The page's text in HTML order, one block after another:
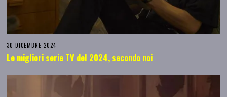
30 DICEMBRE 2024
Le migliori serie TV del 2024, secondo noi